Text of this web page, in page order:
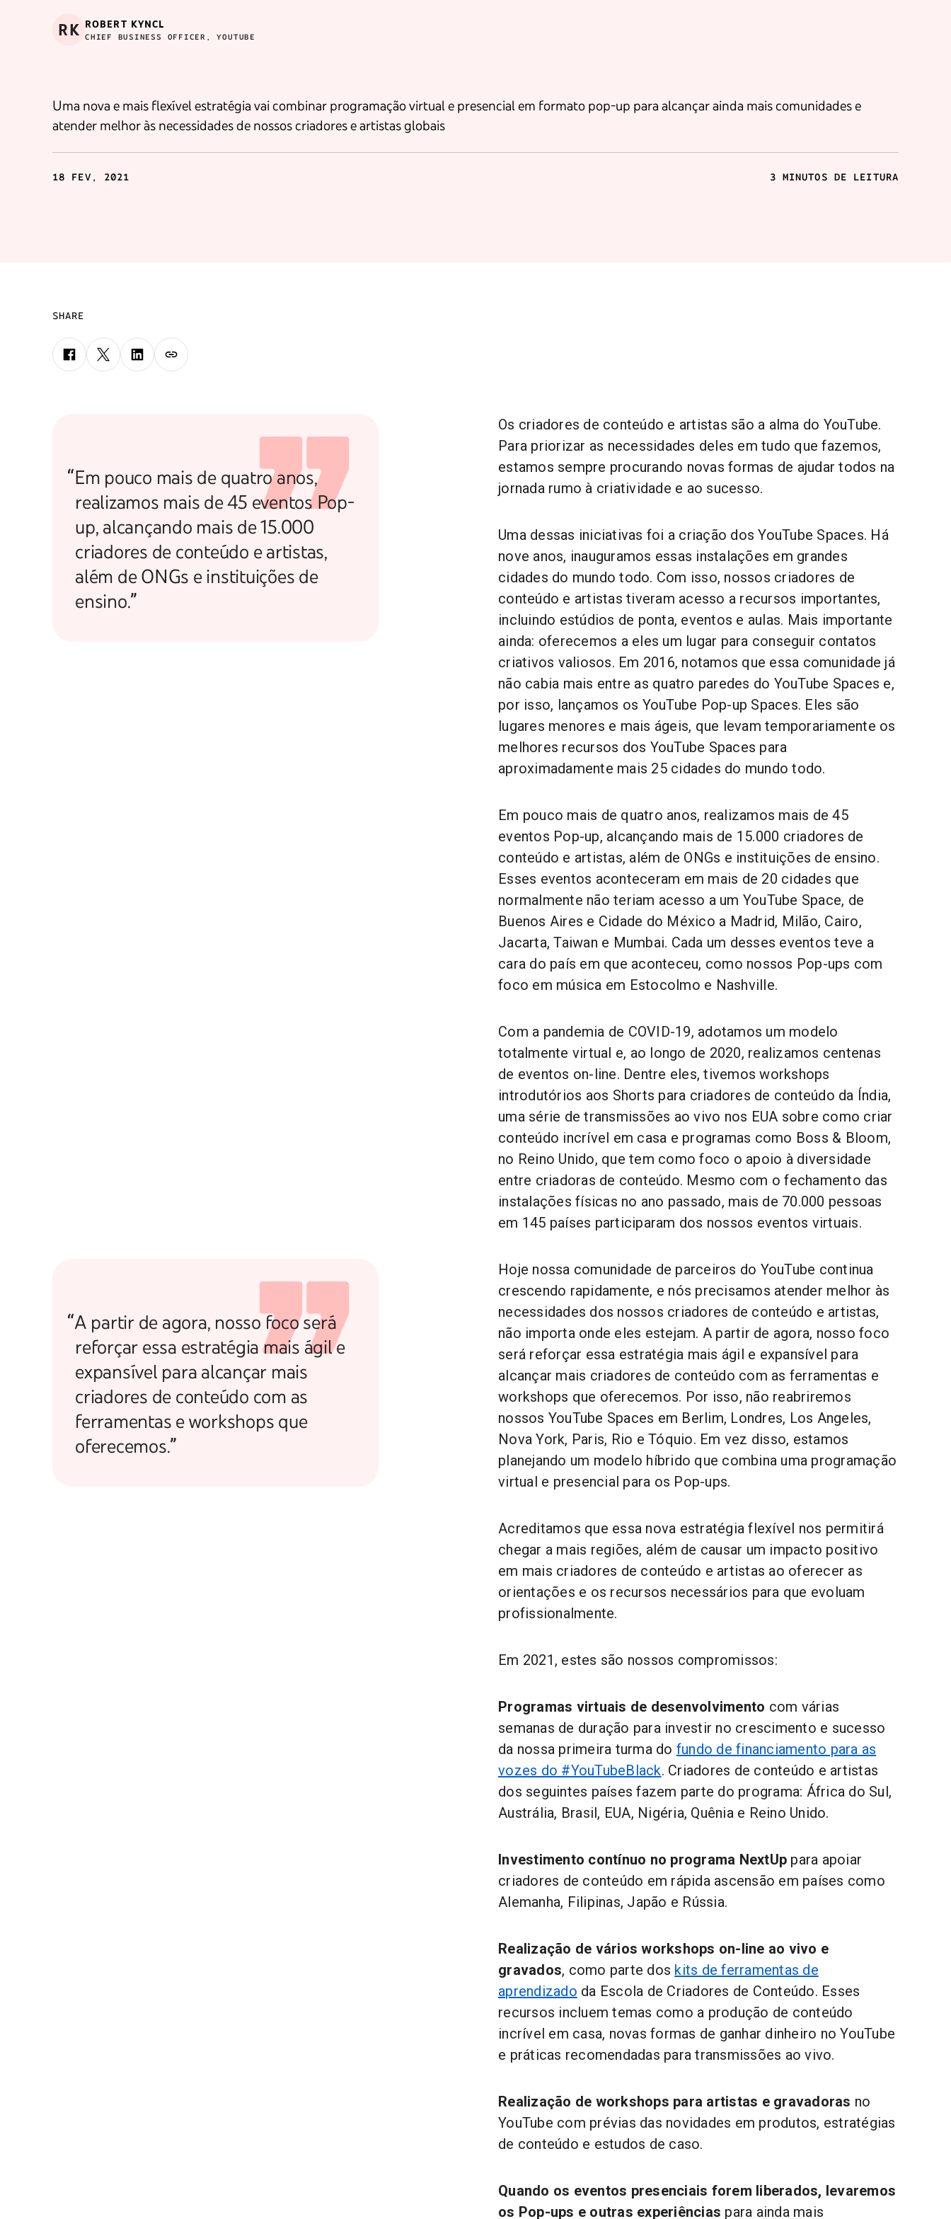
RK ROBERT KYNCL
CHIEF BUSINESS OFFICER, YOUTUBE
Uma nova e mais flexível estratégia vai combinar programação virtual e presencial em formato pop-up para alcançar ainda mais comunidades e
atender melhor às necessidades de nossos criadores e artistas globais
18 FEV, 2021 3 MINUTOS DE LEITURA
SHARE
“Em pouco mais de quatro anos,
realizamos mais de 45 eventos Pop-
up, alcançando mais de 15.000
criadores de conteúdo e artistas,
além de ONGs e instituições de
ensino.”
Os criadores de conteúdo e artistas são a alma do YouTube.
Para priorizar as necessidades deles em tudo que fazemos,
estamos sempre procurando novas formas de ajudar todos na
jornada rumo à criatividade e ao sucesso.
Uma dessas iniciativas foi a criação dos YouTube Spaces. Há
nove anos, inauguramos essas instalações em grandes
cidades do mundo todo. Com isso, nossos criadores de
conteúdo e artistas tiveram acesso a recursos importantes,
incluindo estúdios de ponta, eventos e aulas. Mais importante
ainda: oferecemos a eles um lugar para conseguir contatos
criativos valiosos. Em 2016, notamos que essa comunidade já
não cabia mais entre as quatro paredes do YouTube Spaces e,
por isso, lançamos os YouTube Pop-up Spaces. Eles são
lugares menores e mais ágeis, que levam temporariamente os
melhores recursos dos YouTube Spaces para
aproximadamente mais 25 cidades do mundo todo.
Em pouco mais de quatro anos, realizamos mais de 45
eventos Pop-up, alcançando mais de 15.000 criadores de
conteúdo e artistas, além de ONGs e instituições de ensino.
Esses eventos aconteceram em mais de 20 cidades que
normalmente não teriam acesso a um YouTube Space, de
Buenos Aires e Cidade do México a Madrid, Milão, Cairo,
Jacarta, Taiwan e Mumbai. Cada um desses eventos teve a
cara do país em que aconteceu, como nossos Pop-ups com
foco em música em Estocolmo e Nashville.
Com a pandemia de COVID-19, adotamos um modelo
totalmente virtual e, ao longo de 2020, realizamos centenas
de eventos on-line. Dentre eles, tivemos workshops
introdutórios aos Shorts para criadores de conteúdo da Índia,
uma série de transmissões ao vivo nos EUA sobre como criar
conteúdo incrível em casa e programas como Boss & Bloom,
no Reino Unido, que tem como foco o apoio à diversidade
entre criadoras de conteúdo. Mesmo com o fechamento das
instalações físicas no ano passado, mais de 70.000 pessoas
em 145 países participaram dos nossos eventos virtuais.
“A partir de agora, nosso foco será
reforçar essa estratégia mais ágil e
expansível para alcançar mais
criadores de conteúdo com as
ferramentas e workshops que
oferecemos.”
Hoje nossa comunidade de parceiros do YouTube continua
crescendo rapidamente, e nós precisamos atender melhor às
necessidades dos nossos criadores de conteúdo e artistas,
não importa onde eles estejam. A partir de agora, nosso foco
será reforçar essa estratégia mais ágil e expansível para
alcançar mais criadores de conteúdo com as ferramentas e
workshops que oferecemos. Por isso, não reabriremos
nossos YouTube Spaces em Berlim, Londres, Los Angeles,
Nova York, Paris, Rio e Tóquio. Em vez disso, estamos
planejando um modelo híbrido que combina uma programação
virtual e presencial para os Pop-ups.
Acreditamos que essa nova estratégia flexível nos permitirá
chegar a mais regiões, além de causar um impacto positivo
em mais criadores de conteúdo e artistas ao oferecer as
orientações e os recursos necessários para que evoluam
profissionalmente.
Em 2021, estes são nossos compromissos:
Programas virtuais de desenvolvimento com várias
semanas de duração para investir no crescimento e sucesso
da nossa primeira turma do fundo de financiamento para as
vozes do #YouTubeBlack. Criadores de conteúdo e artistas
dos seguintes países fazem parte do programa: África do Sul,
Austrália, Brasil, EUA, Nigéria, Quênia e Reino Unido.
Investimento contínuo no programa NextUp para apoiar
criadores de conteúdo em rápida ascensão em países como
Alemanha, Filipinas, Japão e Rússia.
Realização de vários workshops on-line ao vivo e
gravados, como parte dos kits de ferramentas de
aprendizado da Escola de Criadores de Conteúdo. Esses
recursos incluem temas como a produção de conteúdo
incrível em casa, novas formas de ganhar dinheiro no YouTube
e práticas recomendadas para transmissões ao vivo.
Realização de workshops para artistas e gravadoras no
YouTube com prévias das novidades em produtos, estratégias
de conteúdo e estudos de caso.
Quando os eventos presenciais forem liberados, levaremos
os Pop-ups e outras experiências para ainda mais